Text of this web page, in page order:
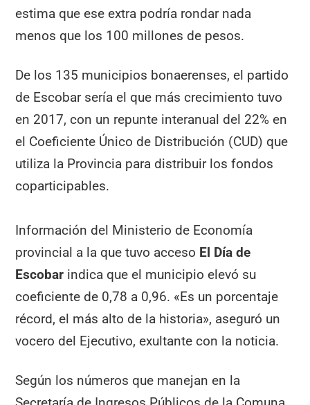
estima que ese extra podría rondar nada
menos que los 100 millones de pesos.
De los 135 municipios bonaerenses, el partido
de Escobar sería el que más crecimiento tuvo
en 2017, con un repunte interanual del 22% en
el Coeficiente Único de Distribución (CUD) que
utiliza la Provincia para distribuir los fondos
coparticipables.
Información del Ministerio de Economía
provincial a la que tuvo acceso El Día de
Escobar indica que el municipio elevó su
coeficiente de 0,78 a 0,96. «Es un porcentaje
récord, el más alto de la historia», aseguró un
vocero del Ejecutivo, exultante con la noticia.
Según los números que manejan en la